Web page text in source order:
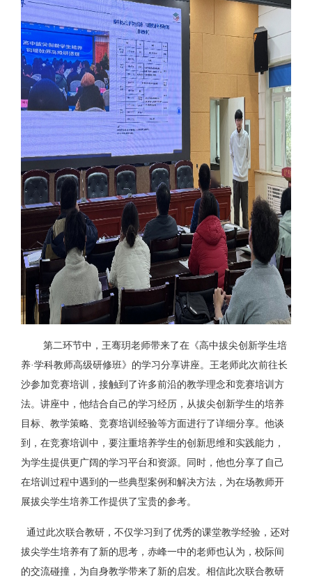
第二环节中，王骞玥老师带来了在《高中拔尖创新学生培
养·学科教师高级研修班》的学习分享讲座。王老师此次前往长
沙参加竞赛培训，接触到了许多前沿的教学理念和竞赛培训方
法。讲座中，他结合自己的学习经历，从拔尖创新学生的培养
目标、教学策略、竞赛培训经验等方面进行了详细分享。他谈
到，在竞赛培训中，要注重培养学生的创新思维和实践能力，
为学生提供更广阔的学习平台和资源。同时，他也分享了自己
在培训过程中遇到的一些典型案例和解决方法，为在场教师开
展拔尖学生培养工作提供了宝贵的参考。
通过此次联合教研，不仅学习到了优秀的课堂教学经验，还对
拔尖学生培养有了新的思考，赤峰一中的老师也认为，校际间
的交流碰撞，为自身教学带来了新的启发。相信此次联合教研